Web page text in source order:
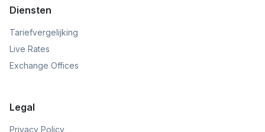
Diensten
Tariefvergelijking
Live Rates
Exchange Offices
Legal
Privacy Policy